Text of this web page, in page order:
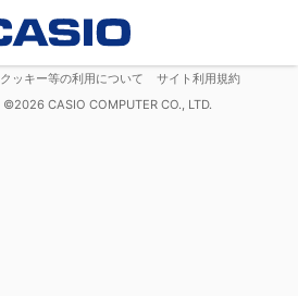
クッキー等の利用について
サイト利用規約
©2026 CASIO COMPUTER CO., LTD.